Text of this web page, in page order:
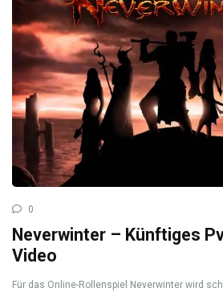
0
Neverwinter – Künftiges
Video
Für das Online-Rollenspiel Neverwinter wird